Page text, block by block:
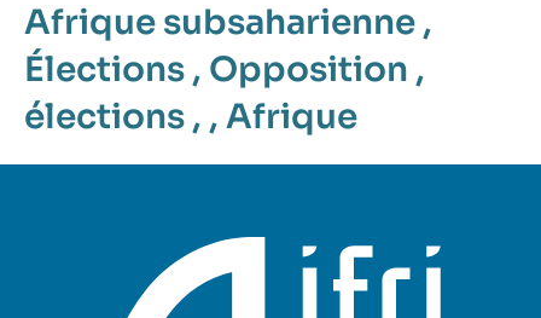
Afrique subsaharienne ,
Élections , Opposition ,
élections , , Afrique